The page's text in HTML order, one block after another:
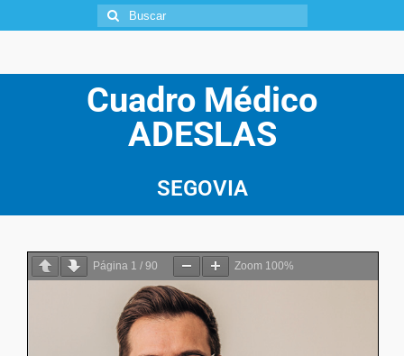
Cuadro Médico
ADESLAS
SEGOVIA
Página 1 / 90 Zoom 100%